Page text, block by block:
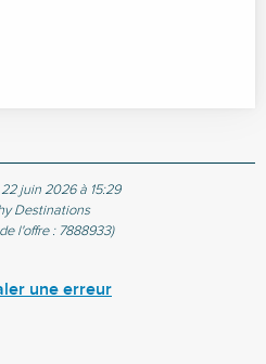
juin 2026 à 15:29
Destinations
l'offre : 7888933)
une erreur